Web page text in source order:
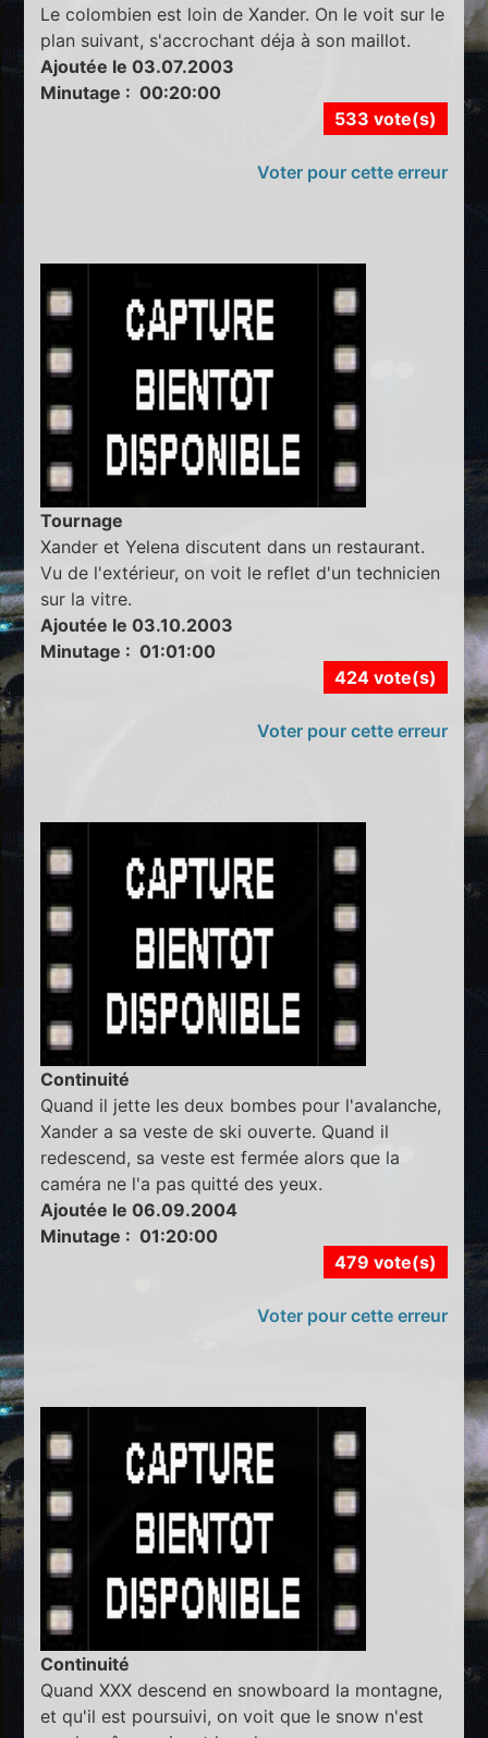
Le colombien est loin de Xander. On le voit sur le
plan suivant, s'accrochant déja à son maillot.
Ajoutée le 03.07.2003
Minutage : 00:20:00
533 vote(s)
Voter pour cette erreur
Tournage
Xander et Yelena discutent dans un restaurant.
Vu de l'extérieur, on voit le reflet d'un technicien
sur la vitre.
Ajoutée le 03.10.2003
Minutage : 01:01:00
424 vote(s)
Voter pour cette erreur
Continuité
Quand il jette les deux bombes pour l'avalanche,
Xander a sa veste de ski ouverte. Quand il
redescend, sa veste est fermée alors que la
caméra ne l'a pas quitté des yeux.
Ajoutée le 06.09.2004
Minutage : 01:20:00
479 vote(s)
Voter pour cette erreur
Continuité
Quand XXX descend en snowboard la montagne,
et qu'il est poursuivi, on voit que le snow n'est